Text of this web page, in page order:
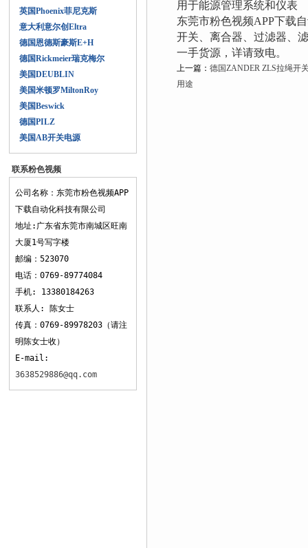
英国Phoenix菲尼克斯
意大利意尔创Eltra
德国恩德斯豪斯E+H
德国Rickmeier瑞克梅尔
美国DEUBLIN
美国米顿罗MiltonRoy
美国Beswick
德国PILZ
美国AB开关电源
联系粉色视频
APP下载
公司名称：东莞市粉色视频APP
下载自动化科技有限公司
地址:广东省东莞市南城区旺南
大厦1号写字楼
邮编：523070
电话：0769-89774084
手机: 13380184263
联系人: 陈女士
传真：0769-89978203（请注
明陈女士收）
E-mail:
3638529886@qq.com
用于能源管理系统和仪表
东莞市粉色视频APP下载
开关、离合器、过滤器、
一手货源，详请致电。
上一篇： 德国ZANDER ZLS拉绳开
用途